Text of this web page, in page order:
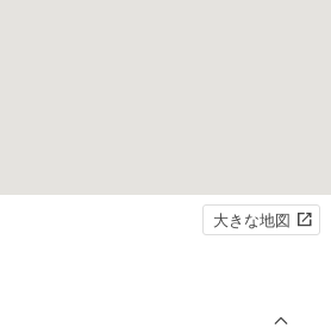
大きな地図